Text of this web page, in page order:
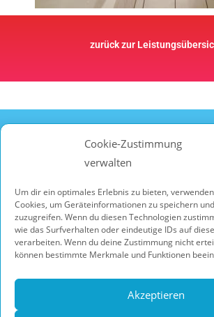
Cookie-Zustimmung
verwalten
Um dir ein optimales Erlebnis zu bieten,
Cookies, um Geräteinformationen zu speichern
zuzugreifen. Wenn du diesen Technologien
wie das Surfverhalten oder eindeutige IDs auf
verarbeiten. Wenn du deine Zustimmung nicht
können bestimmte Merkmale und Funktionen
Akzeptieren
zurück zur
TomClean Gebäudereinigung
45711 Datteln
Telefon: 02363 47 94 17
Mobil: 0178 2853 760